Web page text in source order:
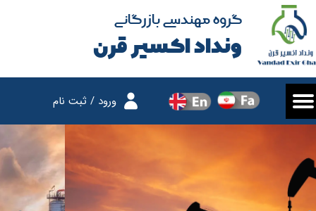
گروه مهندسی بازرگانی
ونداد اکسیر قرن
ورود / ثبت نام
حساب کاربری من
تغییر گذر واژه
سفارشات
خروج از حساب کاربری